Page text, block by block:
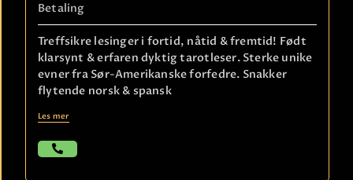
Betaling
Treffsikre lesinger i fortid, nåtid & fremtid! Født
klarsynt & erfaren dyktig tarotleser. Sterke unike
evner fra Sør-Amerikanske forfedre. Snakker
flytende norsk & spansk
Les mer